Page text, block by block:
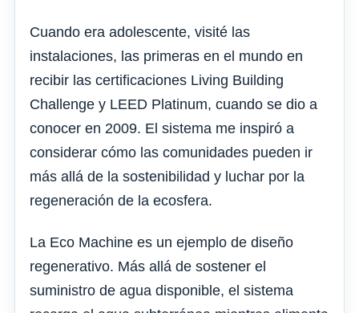
Cuando era adolescente, visité las
instalaciones, las primeras en el mundo en
recibir las certificaciones Living Building
Challenge y LEED Platinum, cuando se dio a
conocer en 2009. El sistema me inspiró a
considerar cómo las comunidades pueden ir
más allá de la sostenibilidad y luchar por la
regeneración de la ecosfera.
La Eco Machine es un ejemplo de diseño
regenerativo. Más allá de sostener el
suministro de agua disponible, el sistema